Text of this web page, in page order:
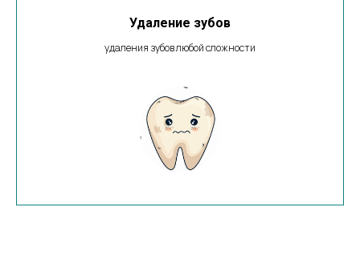
Удаление зубов
удаления зубов любой сложности